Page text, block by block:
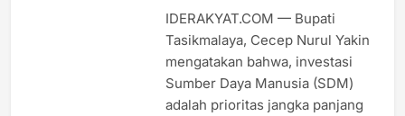
IDERAKYAT.COM — Bupati
Tasikmalaya, Cecep Nurul Yakin
mengatakan bahwa, investasi
Sumber Daya Manusia (SDM)
adalah prioritas jangka panjang